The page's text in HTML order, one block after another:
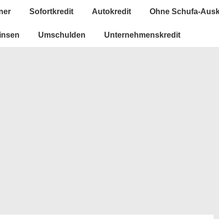
Sofortkredit Autokredit Ohne Schufa-
Umschulden Unternehmenskredit